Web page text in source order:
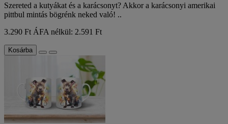
Szereted a kutyákat és a karácsonyt? Akkor a karácsonyi amerikai
pittbul mintás bögrénk neked való! ..
3.290 Ft ÁFA nélkül: 2.591 Ft
Kosárba